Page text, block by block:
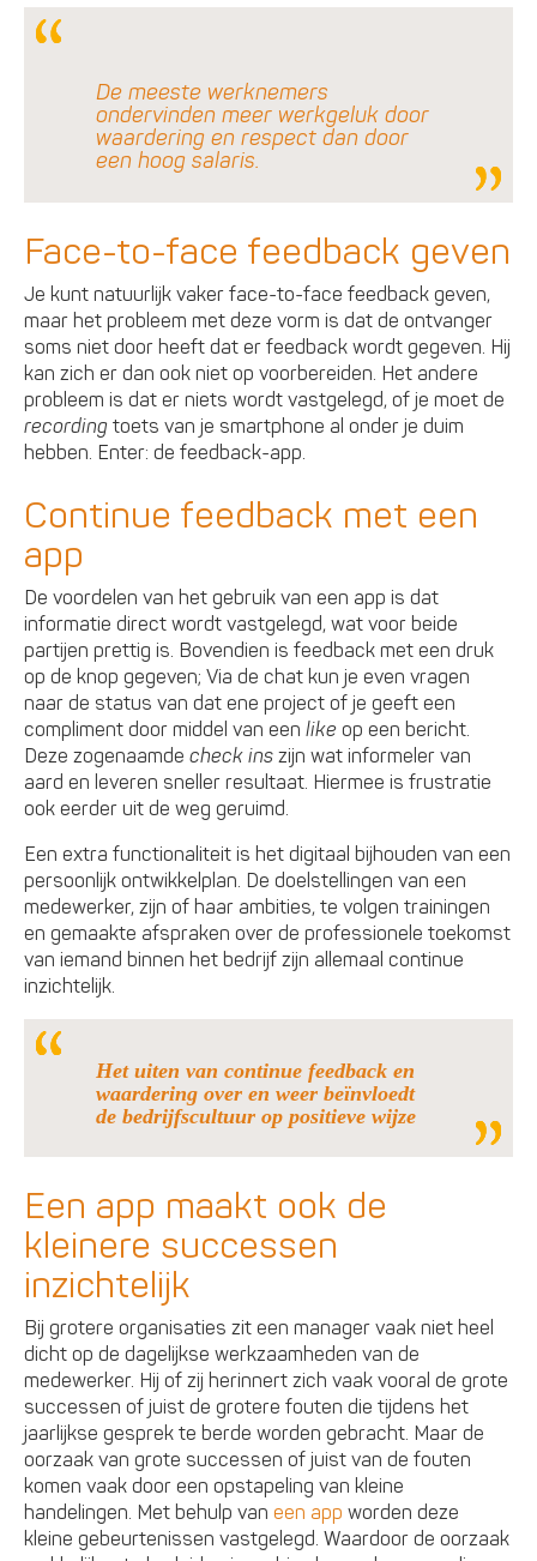
De meeste werknemers
ondervinden meer werkgeluk door
waardering en respect dan door
een hoog salaris.
Face-to-face feedback geven
Je kunt natuurlijk vaker face-to-face feedback geven,
maar het probleem met deze vorm is dat de ontvanger
soms niet door heeft dat er feedback wordt gegeven. Hij
kan zich er dan ook niet op voorbereiden. Het andere
probleem is dat er niets wordt vastgelegd, of je moet de
recording toets van je smartphone al onder je duim
hebben. Enter: de feedback-app.
Continue feedback met een
app
De voordelen van het gebruik van een app is dat
informatie direct wordt vastgelegd, wat voor beide
partijen prettig is. Bovendien is feedback met een druk
op de knop gegeven; Via de chat kun je even vragen
naar de status van dat ene project of je geeft een
compliment door middel van eenlike op een bericht.
Deze zogenaamdecheck inszijn wat informeler van
aard en leveren sneller resultaat. Hiermee is frustratie
ook eerder uit de weg geruimd.
Een extra functionaliteit is het digitaal bijhouden van een
persoonlijk ontwikkelplan. De doelstellingen van een
medewerker, zijn of haar ambities, te volgen trainingen
en gemaakte afspraken over de professionele toekomst
van iemand binnen het bedrijf zijn allemaal continue
inzichtelijk.
Het uiten van continue feedback en
waardering over en weer beïnvloedt
de bedrijfscultuur op positieve wijze
Een app maakt ook de
kleinere successen
inzichtelijk
Bij grotere organisaties zit een manager vaak niet heel
dicht op de dagelijkse werkzaamheden van de
medewerker. Hij of zij herinnert zich vaak vooral de grote
successen of juist de grotere fouten die tijdens het
jaarlijkse gesprek te berde worden gebracht. Maar de
oorzaak van grote successen of juist van de fouten
komen vaak door een opstapeling van kleine
handelingen. Met behulp vaneen app worden deze
kleine gebeurtenissen vastgelegd. Waardoor de oorzaak